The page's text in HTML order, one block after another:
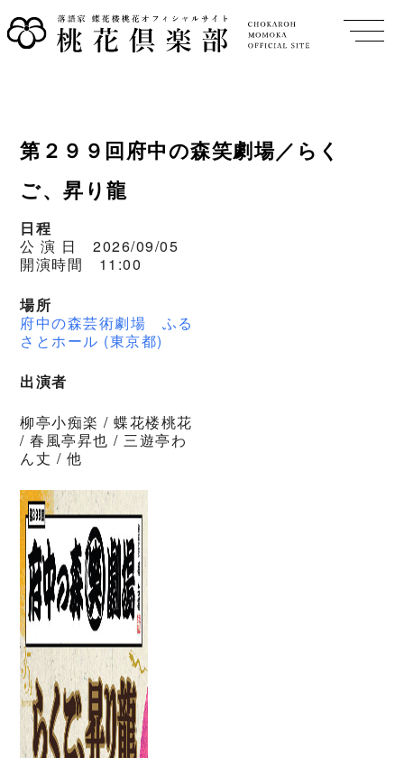
第２９９回府中の森笑劇場／らく
ご、昇り龍
日程
公 演 日 2026/09/05
開演時間 11:00
場所
府中の森芸術劇場 ふる
さとホール (東京都)
出演者
柳亭小痴楽 / 蝶花楼桃花
/ 春風亭昇也 / 三遊亭わ
ん丈 / 他